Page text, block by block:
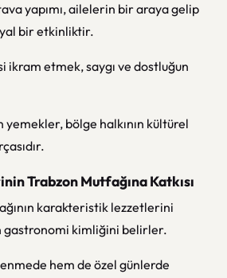
yapımı, ailelerin bir araya gelip
bir etkinliktir.
ikram etmek, saygı ve dostluğun
yemekler, bölge halkının kültürel
Trabzon Mutfağına Katkısı
karakteristik lezzetlerini
gastronomi kimliğini belirler.
hem de özel günlerde